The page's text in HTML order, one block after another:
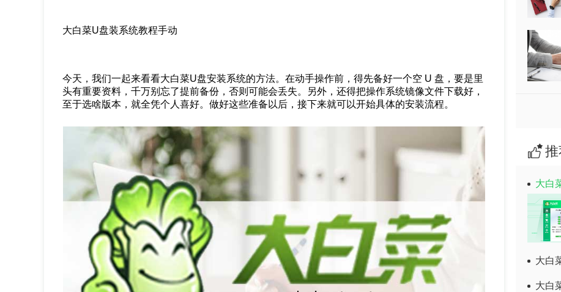
大白菜U盘装系统教程手动
今天，我们一起来看看大白菜U盘安装系统的方法。在动手操作前，得先备好一个空 U 盘，要是里
头有重要资料，千万别忘了提前备份，否则可能会丢失。另外，还得把操作系统镜像文件下载好，
至于选啥版本，就全凭个人喜好。做好这些准备以后，接下来就可以开始具体的安装流程。
大白
大白
大白